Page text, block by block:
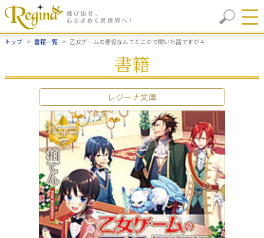
トップ 書籍一覧 乙女ゲームの悪役なんてどこかで聞いた話ですが４
書籍
レジーナ文庫